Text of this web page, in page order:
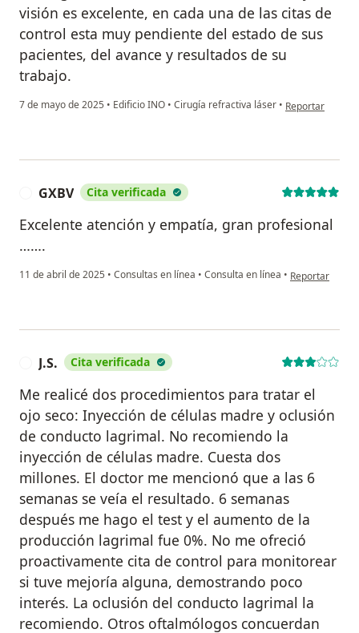
visión es excelente, en cada una de las citas de
control esta muy pendiente del estado de sus
pacientes, del avance y resultados de su
trabajo.
7 de mayo de 2025 • Edificio INO • Cirugía refractiva láser • en opinión del
Reportar
GXBV Cita verificada
Excelente atención y empatía, gran profesional
…….
11 de abril de 2025 • Consultas en línea • Consulta en línea • en opinión del
Reportar
J.S. Cita verificada
Me realicé dos procedimientos para tratar el
ojo seco: Inyección de células madre y oclusión
de conducto lagrimal. No recomiendo la
inyección de células madre. Cuesta dos
millones. El doctor me mencionó que a las 6
semanas se veía el resultado. 6 semanas
después me hago el test y el aumento de la
producción lagrimal fue 0%. No me ofreció
proactivamente cita de control para monitorear
si tuve mejoría alguna, demostrando poco
interés. La oclusión del conducto lagrimal la
recomiendo. Otros oftalmólogos concuerdan